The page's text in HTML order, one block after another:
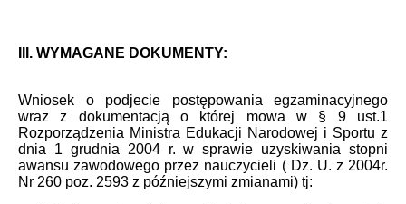
III. WYMAGANE DOKUMENTY:
Wniosek o podjecie postępowania egzaminacyjnego
wraz z dokumentacją o której mowa w § 9 ust.1
Rozporządzenia Ministra Edukacji Narodowej i Sportu z
dnia 1 grudnia 2004 r. w sprawie uzyskiwania stopni
awansu zawodowego przez nauczycieli ( Dz. U. z 2004r.
Nr 260 poz. 2593 z późniejszymi zmianami) tj: